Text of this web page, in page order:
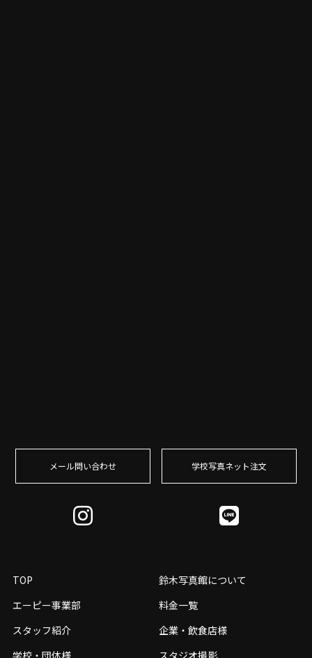
メール問い合わせ 学校写真ネット注⽂
TOP
鈴木写真館について
エーピー事業部
料金一覧
スタッフ紹介
企業・飲食店様
学校・団体様
スタジオ撮影